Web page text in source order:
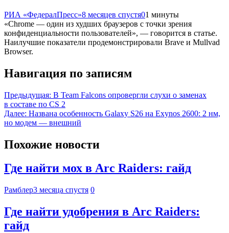
РИА «ФедералПресс»8 месяцев спустя01 минуты
«Chrome — один из худших браузеров с точки зрения
конфиденциальности пользователей», — говорится в статье.
Наилучшие показатели продемонстрировали Brave и Mullvad
Browser.
Навигация по записям
Предыдущая: В Team Falcons опровергли слухи о заменах
в составе по CS 2
Далее: Названа особенность Galaxy S26 на Exynos 2600: 2 нм,
но модем — внешний
Похожие новости
Где найти мох в Arc Raiders: гайд
Рамблер3 месяца спустя 0
Где найти удобрения в Arc Raiders:
гайд